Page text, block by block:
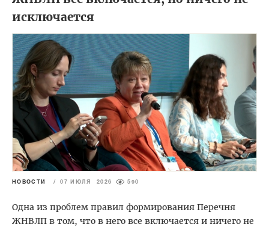
исключается
НОВОСТИ / 07 ИЮЛЯ 2026 590
Одна из проблем правил формирования Перечня
ЖНВЛП в том, что в него все включается и ничего не